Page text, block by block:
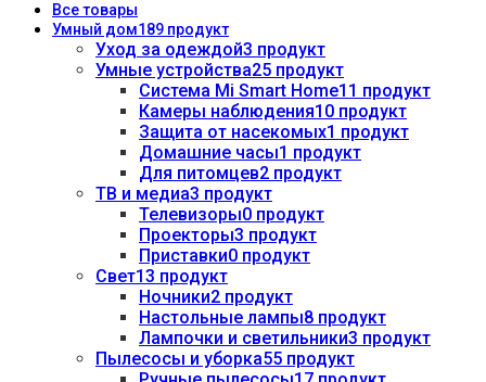
Всетовары
Умный дом189 продукт
Уход за одеждой3 продукт
Умные устройства25 продукт
Система Mi Smart Home11 продукт
Камеры наблюдения10 продукт
Защита от насекомых1 продукт
Домашние часы1 продукт
Для питомцев2 продукт
ТВ и медиа3 продукт
Телевизоры0 продукт
Проекторы3 продукт
Приставки0 продукт
Свет13 продукт
Ночники2 продукт
Настольные лампы8 продукт
Лампочки и светильники3 продукт
Пылесосы и уборка55 продукт